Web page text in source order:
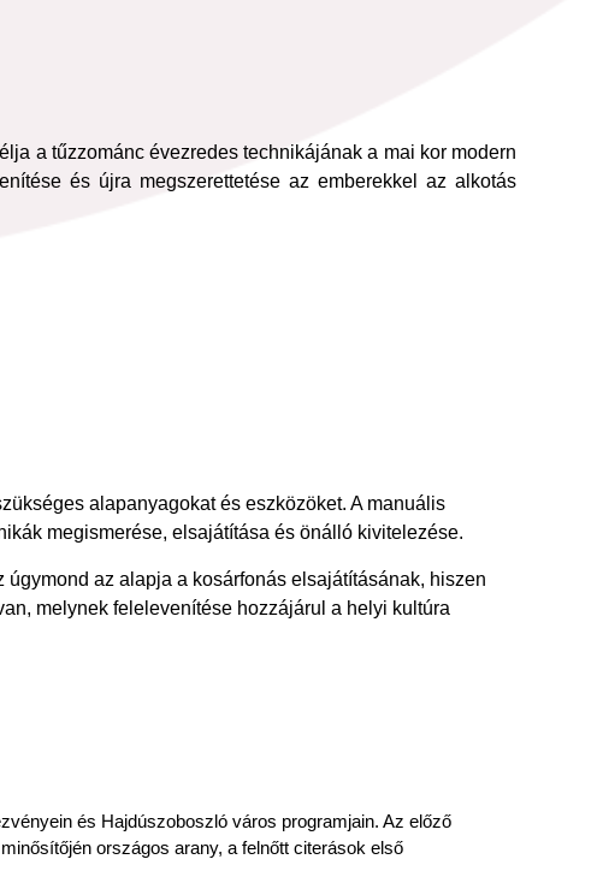
a tűzzománc évezredes technikájának a mai kor modern
és újra megszerettetése az emberekkel az alkotás
alapanyagokat és eszközöket. A manuális
megismerése, elsajátítása és önálló kivitelezése.
az alapja a kosárfonás elsajátításának, hiszen
melynek felelevenítése hozzájárul a helyi kultúra
és Hajdúszoboszló város programjain. Az előző
országos arany, a felnőtt citerások első